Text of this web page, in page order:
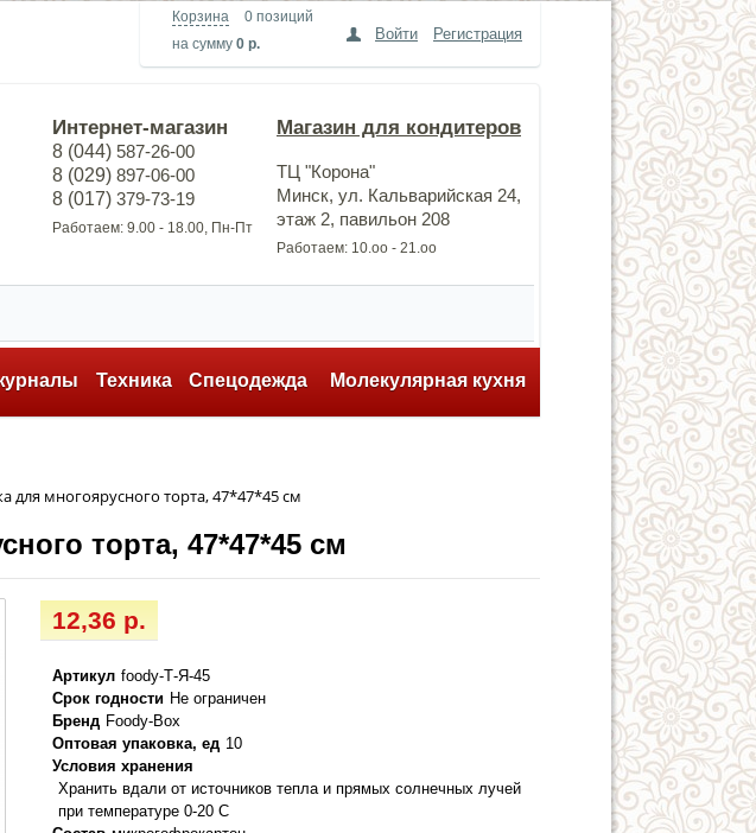
Корзина
0 позиций
на сумму 0 р.
Войти Регистрация
Интернет-магазин
8 (044) 587-26-00
8 (029) 897-06-00
8 (017) 379-73-19
Работаем: 9.00 - 18.00, Пн-Пт
Магазин для кондитеров
ТЦ "Корона"
Минск, ул. Кальварийская 24,
этаж 2, павильон 208
Работаем: 10.оо - 21.оо
Техника Спецодежда Молекулярная кухня
для многоярусного торта, 47*47*45 см
торта, 47*47*45 см
12,36 р.
Артикул foody-Т-Я-45
Срок годности Не ограничен
Бренд Foody-Box
Оптовая упаковка, ед 10
Условия хранения
Хранить вдали от источников тепла и прямых солнечных лучей
при температуре 0-20 С